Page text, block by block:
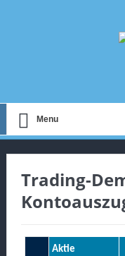
Menu
Trading-
Aktie